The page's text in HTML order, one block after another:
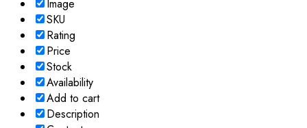
Image
SKU
Rating
Price
Stock
Availability
Add to cart
Description